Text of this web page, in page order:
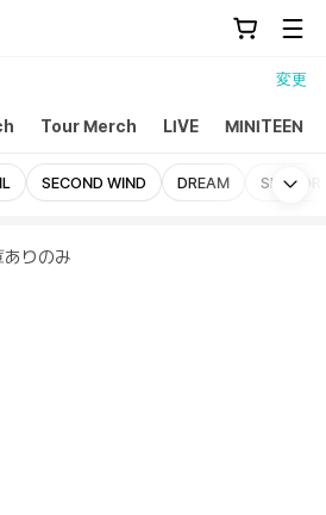
変更
Tour Merch LIVE MINITEEN
SECOND WIND DREAM SECTOR
りのみ